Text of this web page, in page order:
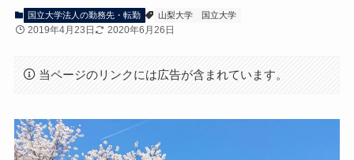
国立大学法人の勤務先・転勤 山梨大学 国立大学
2019年4月23日 2020年6月26日
当ページのリンクには広告が含まれています。